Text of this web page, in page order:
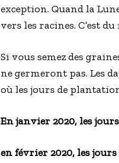
exception. Quand la
vers les racines. C’est
Si vous semez des
ne germeront pas. Les
où les jours de
En janvier 2020, les jours
en février 2020, les jours